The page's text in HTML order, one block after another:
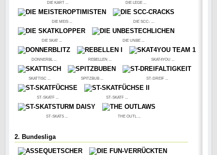
DIE KART ... DIE LEGE ...
DIE MEIS ... DIE SCC- ...
DIE SKAT ... DIE UNBE ...
DONNERBL ... REBELLEN ... SKAT4YOU ...
SKATTISC ... SPITZBUB ... ST-DREIF ...
ST-SKATF ... ST-SKATF ...
ST-SKATS ... THE OUTL ...
2. Bundesliga